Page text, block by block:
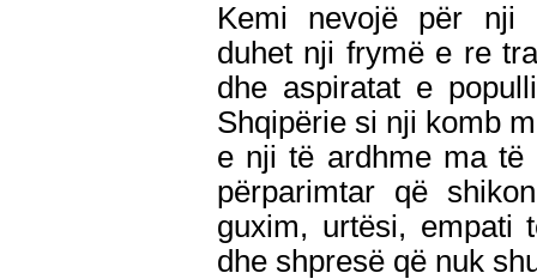
Kemi nevojë për nji
duhet nji frymë e re
dhe aspiratat e
Shqipërie si nji komb
e nji të ardhme ma të
përparimtar që
guxim, urtësi, empati
dhe shpresë që nuk